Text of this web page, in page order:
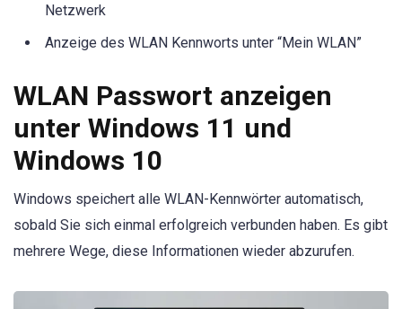
Netzwerk
Anzeige des WLAN Kennworts unter “Mein WLAN”
WLAN Passwort anzeigen
unter Windows 11 und
Windows 10
Windows speichert alle WLAN-Kennwörter automatisch,
sobald Sie sich einmal erfolgreich verbunden haben. Es gibt
mehrere Wege, diese Informationen wieder abzurufen.